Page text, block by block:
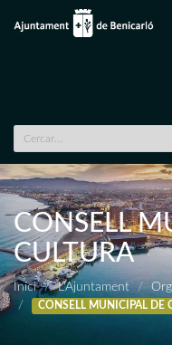
CONSELL
CULTURA
Inici L'Ajuntament
CONSELL MUNICIPAL DE